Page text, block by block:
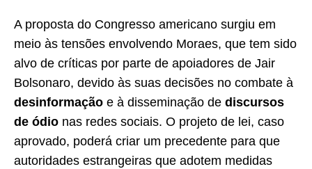
A proposta do Congresso americano surgiu em
meio às tensões envolvendo Moraes, que tem sido
alvo de críticas por parte de apoiadores de Jair
Bolsonaro, devido às suas decisões no combate à
desinformação e à disseminação de discursos
de ódio nas redes sociais. O projeto de lei, caso
aprovado, poderá criar um precedente para que
autoridades estrangeiras que adotem medidas